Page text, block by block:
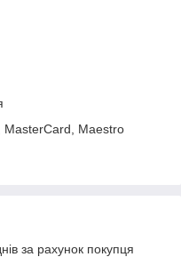
MasterCard, Maestro
за рахунок покупця